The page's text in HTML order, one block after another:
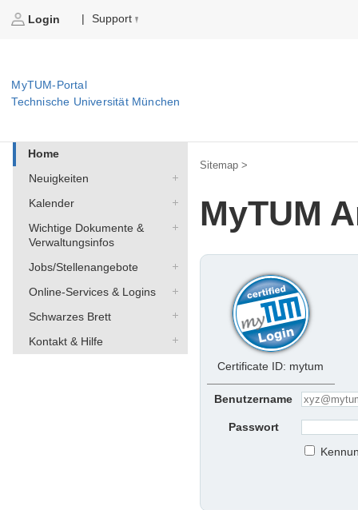
Login | Support
MyTUM-Portal
Technische Universität München
Home
Neuigkeiten
Kalender
Wichtige Dokumente &
Verwaltungsinfos
Jobs/Stellenangebote
Online-Services & Logins
Schwarzes Brett
Kontakt & Hilfe
Sitemap >
MyTUM
Certificate ID: mytum
Benutzername
Passwort